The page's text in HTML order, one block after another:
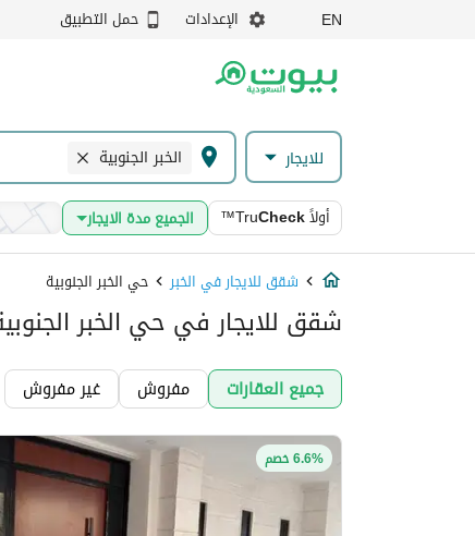
EN الإعدادات حمل التطبيق
للايجار الخبر الجنوبية
أولاً ™TruCheck الجميع مدة الايجار
شقق للايجار في الخبر حي الخبر الجنوبية
شقق للايجار في حي الخبر
جميع العقارات مفروش غير مفروش
6.6% خصم